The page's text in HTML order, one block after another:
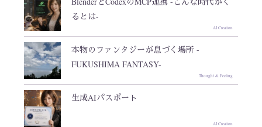
るとは-
AI Creation
本物のファンタジーが息づく場所 -
FUKUSHIMA FANTASY-
Thought & Feeling
生成AIパスポート
AI Creation